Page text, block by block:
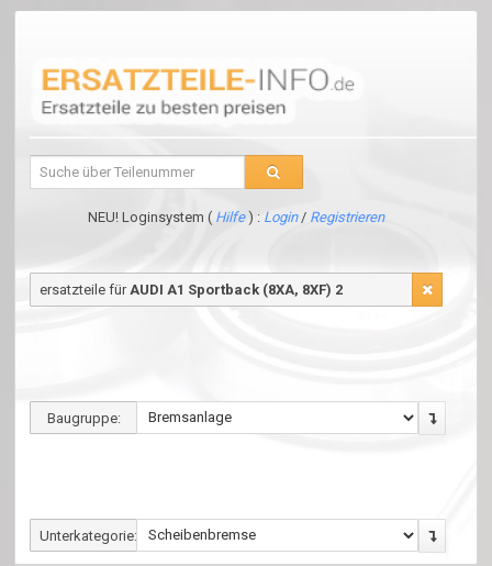
NEU! Loginsystem ( Hilfe) : Login / Registrieren
ersatzteile fürAUDI A1 Sportback (8XA, 8XF) 2
Baugruppe:
Unterkategorie: